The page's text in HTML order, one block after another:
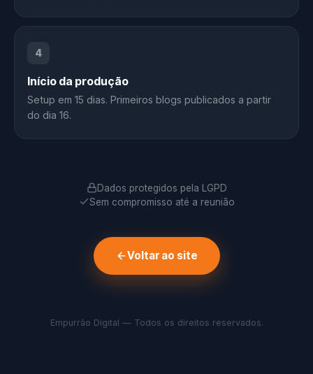
4
Início da produção
Setup em 15 dias. Primeiros blogs publicados a partir
do dia 16.
Dados protegidos pela LGPD
Sem compromisso até a reunião
Voltar ao site
Empurrão Digital — Todos os direitos reservados.